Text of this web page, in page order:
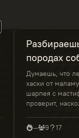
породах
Думаешь, что
хаски от
шарпея с
проверит,
Готовься
иногда
— 9 17